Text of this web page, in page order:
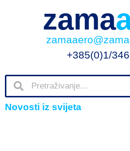
zama
+385(0)1/
Novosti iz svijeta